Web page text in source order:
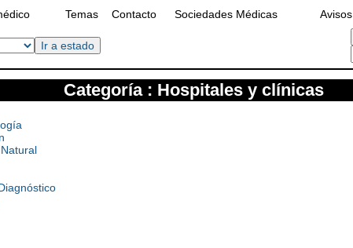
Temas Contacto Sociedades Médicas Avisos
Categoría : Hospitales y clínicas